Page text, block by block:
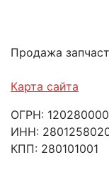
Продажа
Карта сайта
ОГРН:
ИНН:
КПП: 280101001